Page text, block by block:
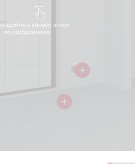
вправо-влево
по изображению